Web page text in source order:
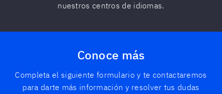
nuestros centros de idiomas.
Conoce más
Completa el siguiente formulario y te contactaremos
para darte más información y resolver tus dudas